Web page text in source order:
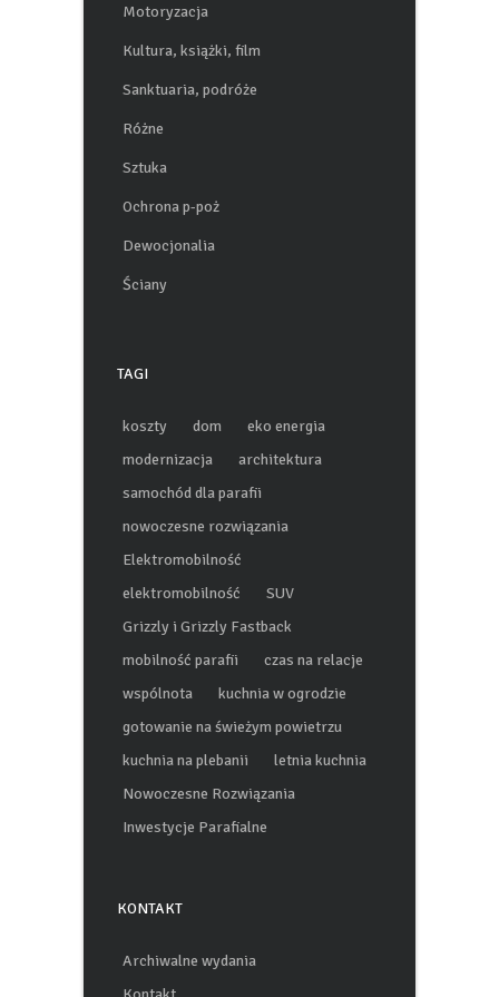
Motoryzacja
Kultura, książki, film
Sanktuaria, podróże
Różne
Sztuka
Ochrona p-poż
Dewocjonalia
Ściany
TAGI
koszty dom
eko energia
modernizacja
architektura
samochód dla parafii
nowoczesne rozwiązania
Elektromobilność
elektromobilność
SUV
Grizzly i Grizzly Fastback
mobilność parafii
czas na relacje
wspólnota
kuchnia w ogrodzie
gotowanie na świeżym powietrzu
kuchnia na plebanii
letnia kuchnia
Nowoczesne Rozwiązania
Inwestycje Parafialne
KONTAKT
Archiwalne wydania